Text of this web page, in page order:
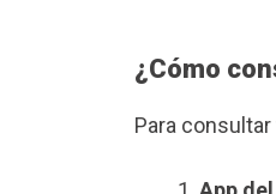
¿Cómo
Para